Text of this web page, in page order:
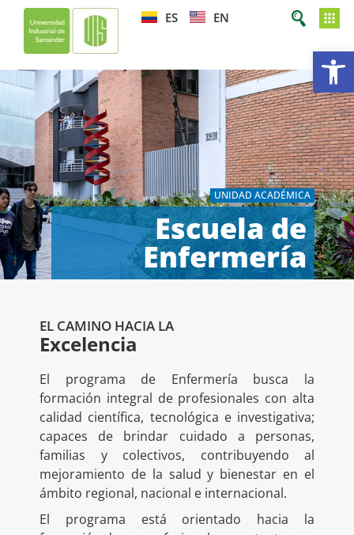
ES EN
UNIDAD ACADÉMICA
Escuela de
Enfermería
EL CAMINO HACIA LA
Excelencia
El programa de Enfermería busca la
formación integral de profesionales con alta
calidad científica, tecnológica e investigativa;
capaces de brindar cuidado a personas,
familias y colectivos, contribuyendo al
mejoramiento de la salud y bienestar en el
ámbito regional, nacional e internacional.
El programa está orientado hacia la